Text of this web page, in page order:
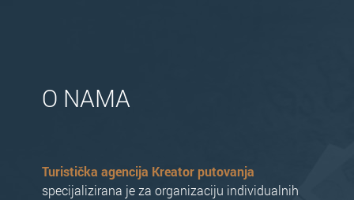
O NAMA
Turistička agencija Kreator putovanja
specijalizirana je za organizaciju individualnih